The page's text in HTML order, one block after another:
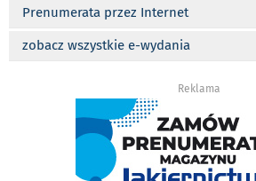
Prenumerata przez Internet
zobacz wszystkie e-wydania
Reklama